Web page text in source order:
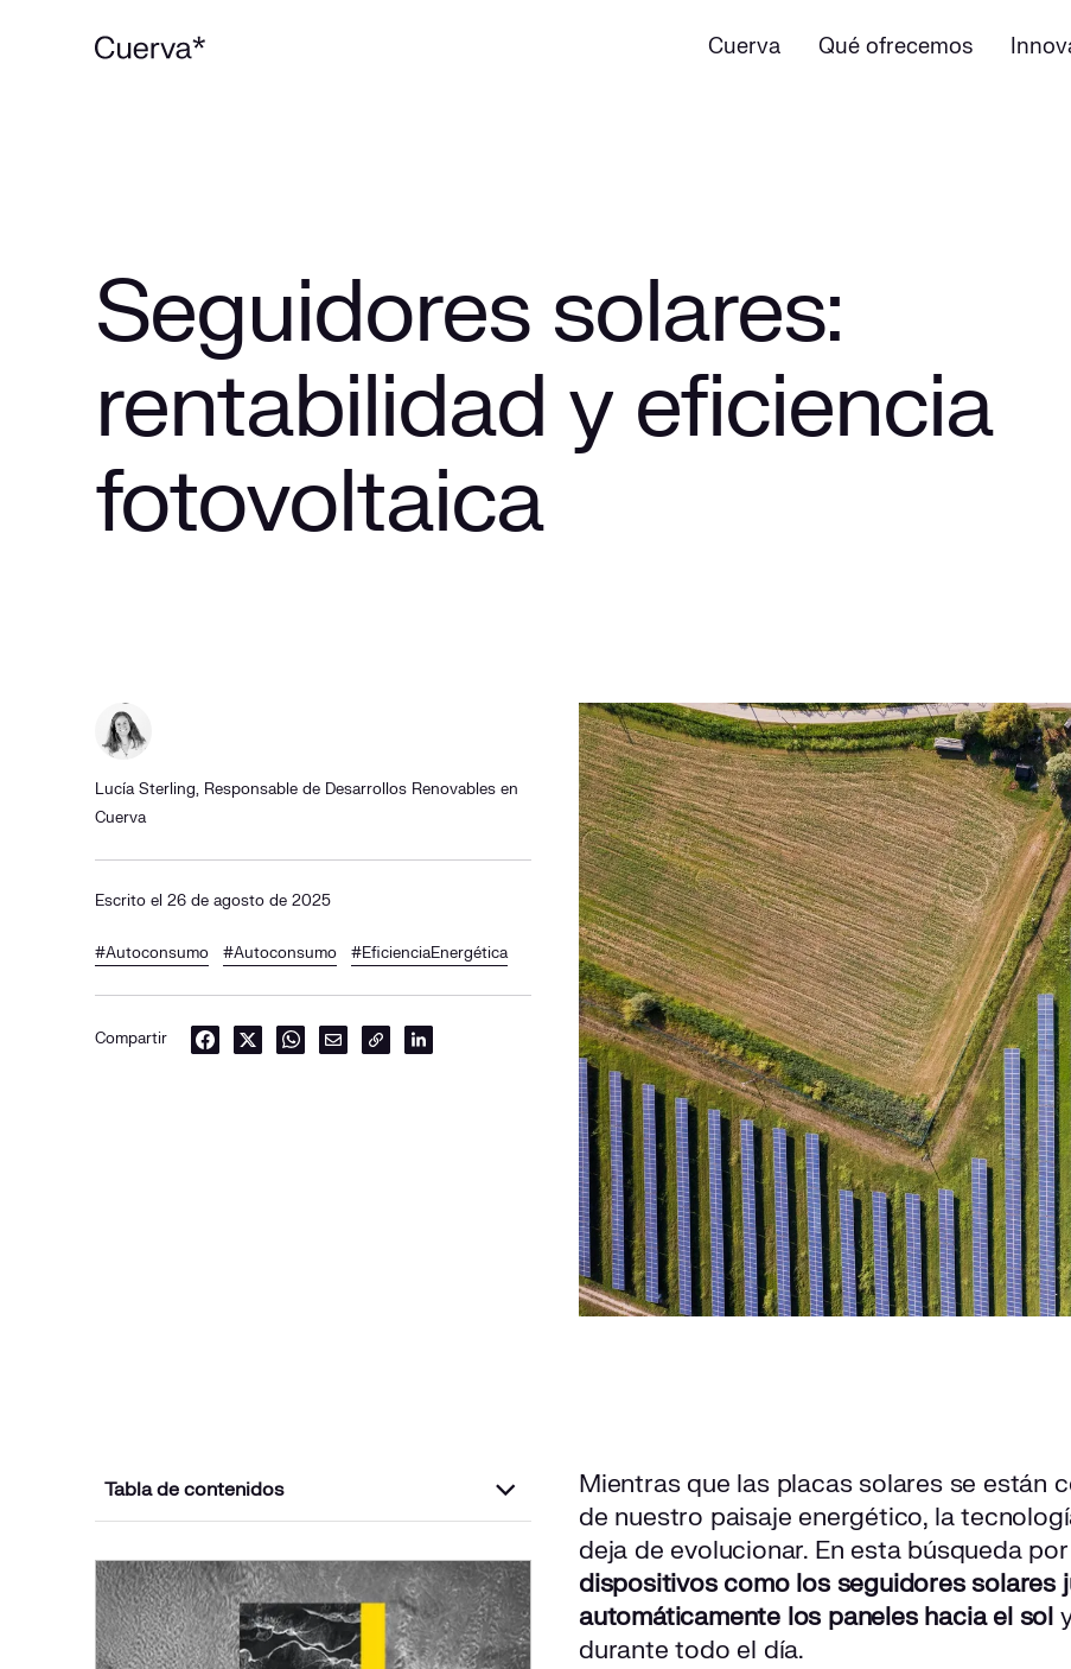
Cuerva Qué ofrecemos
Seguidores solares:
rentabilidad y eficiencia
fotovoltaica
Lucía Sterling, Responsable de Desarrollos Renovables en
Cuerva
Escrito el 26 de agosto de 2025
#Autoconsumo #Autoconsumo #EficienciaEnergética
Compartir
Tabla de contenidos
¿Qué son los seguidores solares y cómo
funcionan?
¿Qué hace un seguidor solar?
Mientras que las placas solares se están
de nuestro paisaje energético, la
deja de evolucionar. En esta búsqueda
dispositivos como los seguidores solares
automáticamente los paneles hacia el sol
durante todo el día.